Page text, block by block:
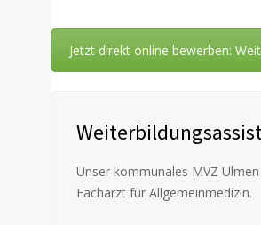
Jetzt direkt online bewerben:
Unser kommunales MVZ
Facharzt für Allgemeinmedizin.